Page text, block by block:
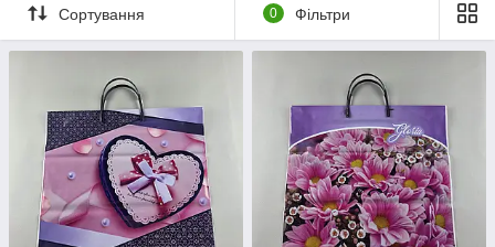
Сортування 0 Фільтри